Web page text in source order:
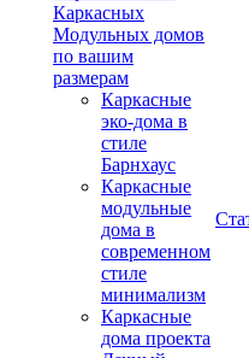
Каркасных
Модульных домов
по вашим
размерам
Каркасные
эко-дома в
стиле
Барнхаус
Каркасные
модульные
дома в
современном
стиле
минимализм
Каркасные
дома проекта